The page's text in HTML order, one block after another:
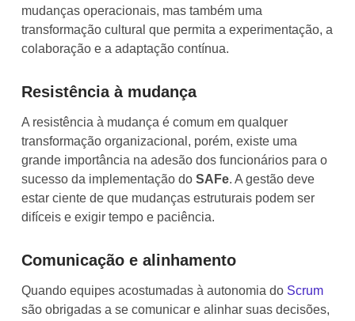
mudanças operacionais, mas também uma
transformação cultural que permita a experimentação, a
colaboração e a adaptação contínua.
Resistência à mudança
A resistência à mudança é comum em qualquer
transformação organizacional, porém, existe uma
grande importância na adesão dos funcionários para o
sucesso da implementação do SAFe. A gestão deve
estar ciente de que mudanças estruturais podem ser
difíceis e exigir tempo e paciência.
Comunicação e alinhamento
Quando equipes acostumadas à autonomia do Scrum
são obrigadas a se comunicar e alinhar suas decisões,